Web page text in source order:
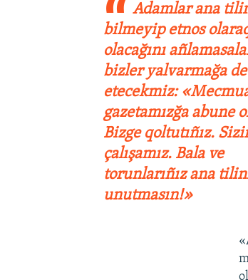
Adamlar ana
bilmeyip etnos
olacağını
bizler yalvarmağa
etecekmiz:
gazetamızğa abune
Bizge qoltutıñız.
çalışamız. Bala ve
torunlarıñız ana
unutmasın!»